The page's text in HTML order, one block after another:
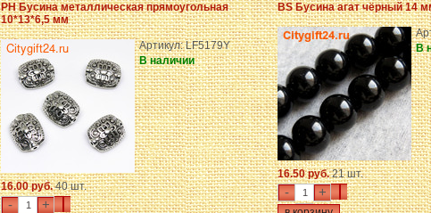
PH Бусина металлическая прямоугольная
10*13*6,5 мм
Артикул: LF5179Y
В наличии
16.00 руб.40 шт.
- +
BS Бусина агат чёрный 14
В
16.50 руб.21 шт.
- +